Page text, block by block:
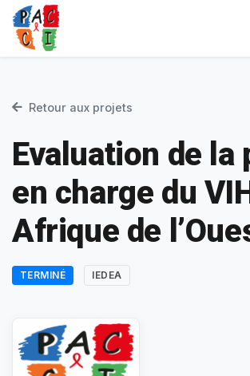
Retour aux projets
Evaluation de la
en charge du
Afrique de
TERMINÉ IEDEA